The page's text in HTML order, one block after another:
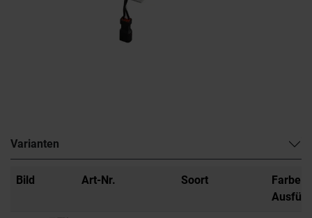
Varianten
Bild Art-Nr. Soort
Farbe /